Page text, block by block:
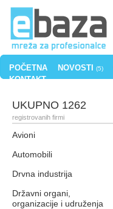
POČETNA NOVOSTI (5)
KONTAKT
UKUPNO 1262
registrovanih firmi
Avioni
Automobili
Drvna industrija
Državni organi,
organizacije i udruženja